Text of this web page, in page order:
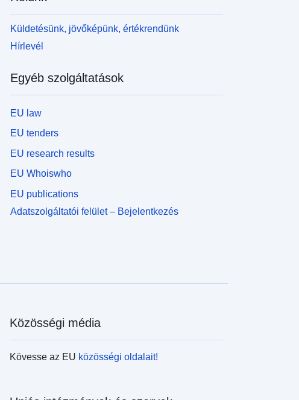
Küldetésünk, jövőképünk, értékrendünk
Hírlevél
Egyéb szolgáltatások
EU law
EU tenders
EU research results
EU Whoiswho
EU publications
Adatszolgáltatói felület – Bejelentkezés
Közösségi média
Kövesse az EU közösségi oldalait!